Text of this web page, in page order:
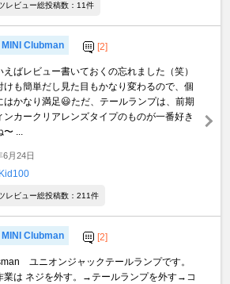
レビュー総投稿数：11件
MINI Clubman [2]
えばレビュー書いておくの忘れました（笑）
けも簡単だし見た目もかなり変わるので、個
はかなり満足😃ただ、テールランプは、前期
ンカークリアレンズタイプのものが一番好き
〜 ...
6月24日
レビュー総投稿数：211件
MINI Clubman [2]
ユニオンジャックテールランプです。
業は ネジを外す。→テールランプを外す→コ